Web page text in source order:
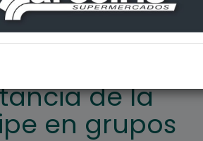
ARROYO SECO
de la
en grupos